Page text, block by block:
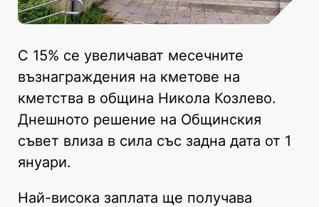
С 15% се увеличават месечните
възнаграждения на кметове на
кметства в община Никола Козлево.
Днешното решение на Общинския
съвет влиза в сила със задна дата от 1
януари.
Най-висока заплата ще получава